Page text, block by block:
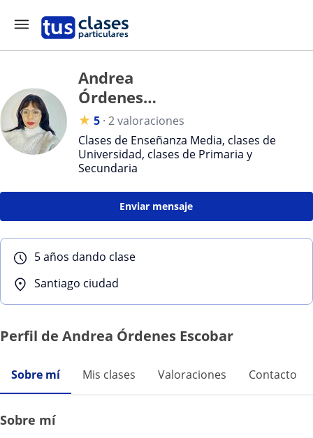
Andrea
Órdenes
Escobar
★ 5 · 2 valoraciones
Clases de Enseñanza Media, clases de
Universidad, clases de Primaria y
Secundaria
Enviar mensaje
5 años dando clase
Santiago ciudad
Perfil de Andrea Órdenes Escobar
Sobre mí Mis clases Valoraciones Contacto
Sobre mí